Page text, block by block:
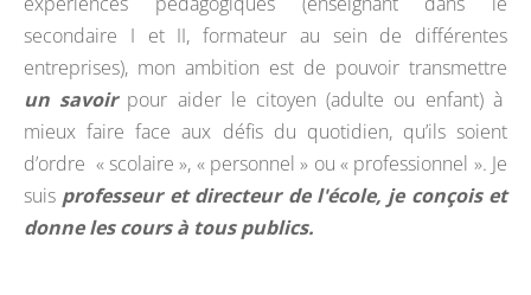
secondaire I et II, formateur au sein de différentes
entreprises), mon ambition est de pouvoir transmettre
un savoirpour aider le citoyen (adulte ou enfant) à
mieux faire face aux défis du quotidien, qu’ils soient
d’ordre « scolaire », « personnel » ou « professionnel ». Je
suis professeur et directeur de l'école, je conçois et
donne les cours à tous publics.